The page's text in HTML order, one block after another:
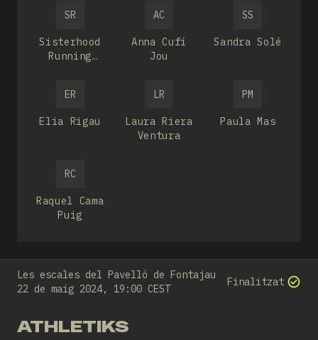
SR
Sisterhood
Running
AC
Anna Cufí
Jou
SS
Sandra Solé
ER
Elia Rigau
LR
Laura Riera
Ventura
PM
Paula Mas
RC
Raquel Cama
Puig
Les escales del Pavelló de Fontajau
22 de maig 2024, 19:00 CEST
Finalitzat
ATHLETIKS